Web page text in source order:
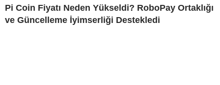
Pi Coin Fiyatı Neden Yükseldi? RoboPay Ortaklığı
ve Güncelleme İyimserliği Destekledi